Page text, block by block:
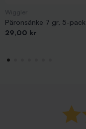
Päronsänke 7 gr, 5-pack
Pris
29,00 kr